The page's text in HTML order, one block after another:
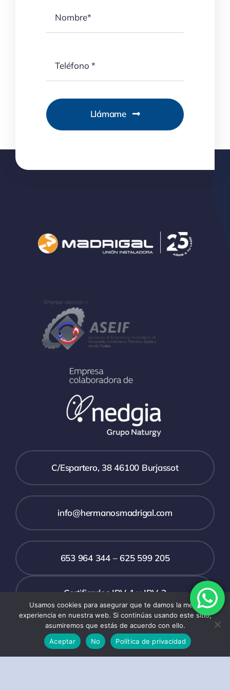
Llámame
C/Espartero, 38 46100 Burjassot
info@hermanosmadrigal.com
653 964 344 – 625 599 205
Certificados IRV-1 y IRV-2
Toggle
Navigation
Política de privacidad
Usamos cookies para asegurar que te damos la mejor
experiencia en nuestra web. Si continúas usando este sitio,
asumiremos que estás de acuerdo con ello.
Aceptar
No Política de privacidad